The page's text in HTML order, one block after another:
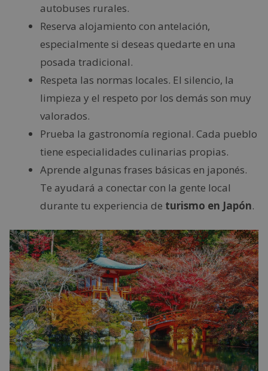
autobuses rurales.
Reserva alojamiento con antelación,
especialmente si deseas quedarte en una
posada tradicional.
Respeta las normas locales. El silencio, la
limpieza y el respeto por los demás son muy
valorados.
Prueba la gastronomía regional. Cada pueblo
tiene especialidades culinarias propias.
Aprende algunas frases básicas en japonés.
Te ayudará a conectar con la gente local
durante tu experiencia de turismo en Japón.